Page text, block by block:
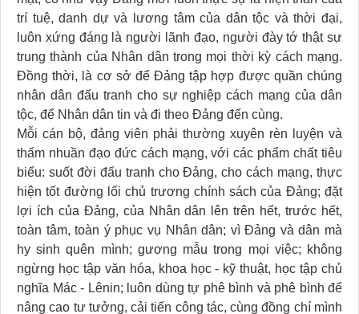
trí tuệ, danh dự và lương tâm của dân tộc và thời đại,
luôn xứng đáng là người lãnh đạo, người đày tớ thật sự
trung thành của Nhân dân trong mọi thời kỳ cách mạng.
Đồng thời, là cơ sở để Đảng tập hợp được quần chúng
nhân dân đấu tranh cho sự nghiệp cách mạng của dân
tộc, để Nhân dân tin và đi theo Đảng đến cùng.
Mỗi cán bộ, đảng viên phải thường xuyên rèn luyện và
thấm nhuần đạo đức cách mạng, với các phẩm chất tiêu
biểu: suốt đời đấu tranh cho Đảng, cho cách mạng, thực
hiện tốt đường lối chủ trương chính sách của Đảng; đặt
lợi ích của Đảng, của Nhân dân lên trên hết, trước hết,
toàn tâm, toàn ý phục vụ Nhân dân; vì Đảng và dân mà
hy sinh quên mình; gương mẫu trong mọi việc; không
ngừng học tập văn hóa, khoa học - kỹ thuật, học tập chủ
nghĩa Mác - Lênin; luôn dùng tự phê bình và phê bình để
nâng cao tư tưởng, cải tiến công tác, cùng đồng chí mình